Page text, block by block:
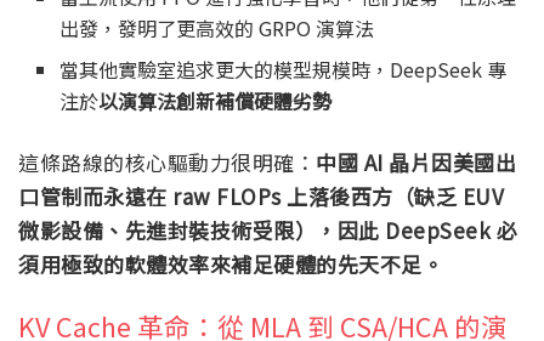
出發，發明了更高效的 GRPO 演算法
當其他實驗室追求更大的模型規模時，DeepSeek 專
注於以演算法創新補償硬體劣勢
這條路線的核心驅動力很明確： 中國 AI 晶片因美國出
口管制而永遠在 raw FLOPs 上落後西方（缺乏 EUV
微影設備、先進封裝技術受限），因此 DeepSeek 必
須用極致的軟體效率來補足硬體的先天不足。
KV Cache 革命：從 MLA 到 CSA/HCA 的演